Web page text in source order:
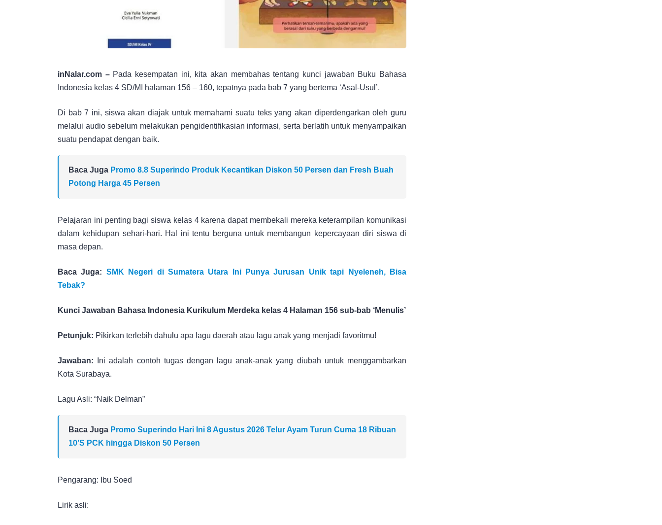
inNalar.com – Pada kesempatan ini, kita akan membahas tentang kunci jawaban Buku Bahasa
Indonesia kelas 4 SD/MI halaman 156 – 160, tepatnya pada bab 7 yang bertema ‘Asal-Usul’.
Di bab 7 ini, siswa akan diajak untuk memahami suatu teks yang akan diperdengarkan oleh guru
melalui audio sebelum melakukan pengidentifikasian informasi, serta berlatih untuk menyampaikan
suatu pendapat dengan baik.
Baca Juga Promo 8.8 Superindo Produk Kecantikan Diskon 50 Persen dan Fresh Buah
Potong Harga 45 Persen
Pelajaran ini penting bagi siswa kelas 4 karena dapat membekali mereka keterampilan komunikasi
dalam kehidupan sehari-hari. Hal ini tentu berguna untuk membangun kepercayaan diri siswa di
masa depan.
Baca Juga: SMK Negeri di Sumatera Utara Ini Punya Jurusan Unik tapi Nyeleneh, Bisa
Tebak?
Kunci Jawaban Bahasa Indonesia Kurikulum Merdeka kelas 4 Halaman 156 sub-bab ‘Menulis’
Petunjuk: Pikirkan terlebih dahulu apa lagu daerah atau lagu anak yang menjadi favoritmu!
Jawaban: Ini adalah contoh tugas dengan lagu anak-anak yang diubah untuk menggambarkan
Kota Surabaya.
Lagu Asli: “Naik Delman”
Baca Juga Promo Superindo Hari Ini 8 Agustus 2026 Telur Ayam Turun Cuma 18 Ribuan
10’S PCK hingga Diskon 50 Persen
Pengarang: Ibu Soed
Lirik asli: